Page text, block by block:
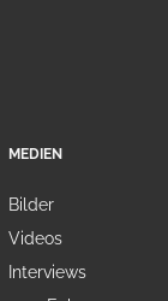
MEDIEN
Bilder
Videos
Interviews